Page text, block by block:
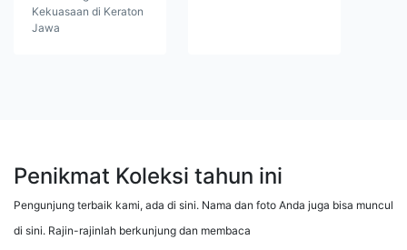
Kekuasaan di Keraton
Jawa
Penikmat Koleksi tahun ini
Pengunjung terbaik kami, ada di sini. Nama dan foto Anda juga bisa muncul
di sini. Rajin-rajinlah berkunjung dan membaca